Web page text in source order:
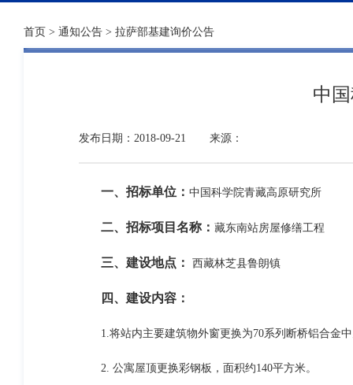
首页 > 通知公告 > 拉萨部基建询价公告
中
发布日期：2018-09-21 来源：
一、招标单位： 中国科学院青藏高原研究所
二、招标项目名称： 藏东南站房屋修缮工程
三、建设地点： 西藏林芝县鲁朗镇
四、建设内容：
1.将站内主要建筑物外窗更换为70系列断桥铝合金中
2. 公寓屋顶更换彩钢板，面积约140平方米。